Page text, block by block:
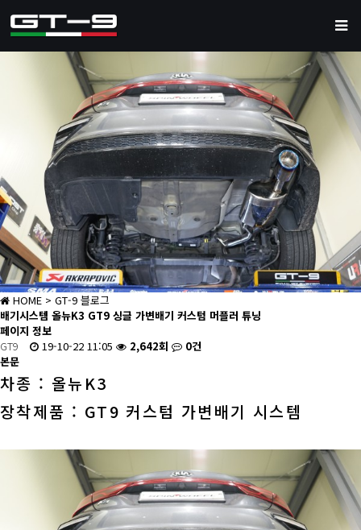
HOME > GT-9 블로그
배기시스템 올뉴K3 GT9 싱글 가변배기 커스텀 머플러 튜닝
페이지 정보
GT9
19-10-22 11:05 2,642회
0건
본문
차종 : 올뉴K3
장착제품 : GT9 커스텀 가변배기 시스템